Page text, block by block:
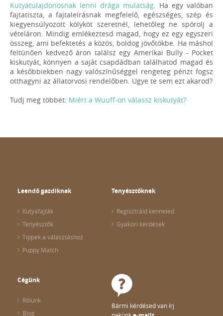
Kutyatulajdonosnak lenni drága mulatság. Ha egy valóban
fajtatiszta, a fajtaleírásnak megfelelő, egészséges, szép és
kiegyensúlyozott kölyköt szeretnél, lehetőleg ne spórolj a
vételáron. Mindig emlékeztesd magad, hogy ez egy egyszeri
összeg, ami befektetés a közös, boldog jövőtökbe. Ha máshol
feltünően kedvező áron találsz egy Amerikai Bully - Pocket
kiskutyát, könnyen a saját csapdádban találhatod magad és
a későbbiekben nagy valószínűséggel rengeteg pénzt fogsz
otthagyni az állatorvosi rendelőben. Ugye te sem ezt akarod?
Tudj meg többet: Miért a Wuuff-on válassz kiskutyát?
Leendő gazdiknak
Kutyafajták
Tenyésztők
Tippek a választáshoz
Puppy Match
Tenyésztőknek
Regisztráld kenneled
Gyakori kérdések
Cégünk
Rólunk
Blog
Bármi kérdésed van írj